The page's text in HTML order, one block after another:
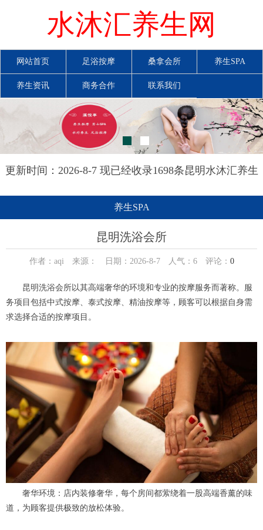
水沐汇养生网
网站首页 足浴按摩 桑拿会所 养生SPA
养生资讯 商务合作 联系我们
更新时间：2026-8-7 现已经收录1698条昆明水沐汇养生
养生SPA
昆明洗浴会所
作者：aqi 来源： 日期：2026-8-7 人气： 6评论： 0
昆明洗浴会所以其高端奢华的环境和专业的按摩服务而著称。服
务项目包括中式按摩、泰式按摩、精油按摩等，顾客可以根据自身需
求选择合适的按摩项目。
奢华环境：店内装修奢华，每个房间都萦绕着一股高端香薰的味
道，为顾客提供极致的放松体验。